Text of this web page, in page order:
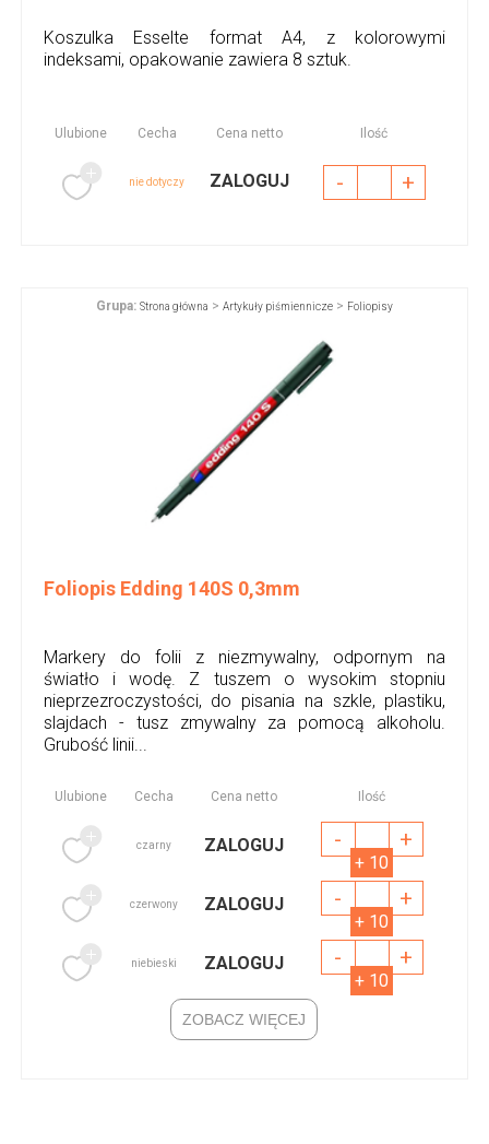
Koszulka Esselte format A4, z kolorowymi
indeksami, opakowanie zawiera 8 sztuk.
Ulubione Cecha Cena netto Ilość
nie dotyczy ZALOGUJ - +
Grupa: Strona główna > Artykuły piśmiennicze > Foliopisy
Foliopis Edding 140S 0,3mm
Markery do folii z niezmywalny, odpornym na
światło i wodę. Z tuszem o wysokim stopniu
nieprzezroczystości, do pisania na szkle, plastiku,
slajdach - tusz zmywalny za pomocą alkoholu.
Grubość linii...
Ulubione Cecha Cena netto Ilość
czarny ZALOGUJ - +
+ 10
czerwony ZALOGUJ - +
+ 10
niebieski ZALOGUJ - +
+ 10
ZOBACZ WIĘCEJ